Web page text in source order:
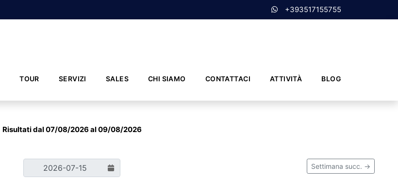
+393517155755
TOUR SERVIZI SALES CHI SIAMO CONTATTACI ATTIVITÀ BLOG
Risultati dal 07/08/2026 al 09/08/2026
Settimana succ. →